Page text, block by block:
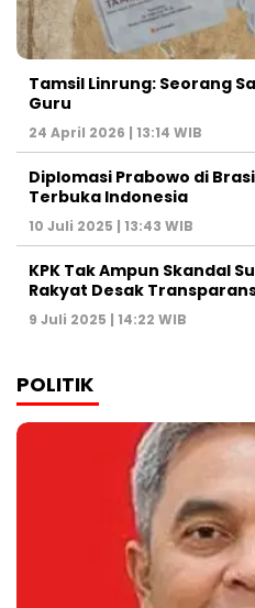
Tamsil Linrung: Seorang
Guru
24 April 2026 | 13:14 WIB
Diplomasi Prabowo di
Terbuka Indonesia
10 Juli 2025 | 13:43 WIB
KPK Tak Ampun Skandal
Rakyat Desak
9 Juli 2025 | 14:22 WIB
POLITIK